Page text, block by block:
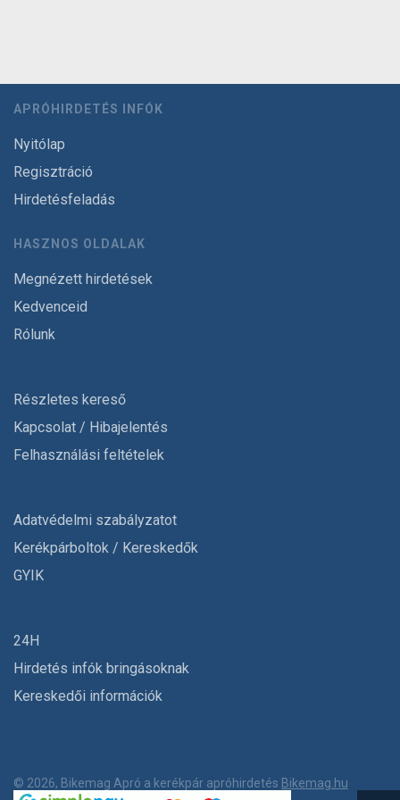
APRÓHIRDETÉS INFÓK
Nyitólap
Regisztráció
Hirdetésfeladás
HASZNOS OLDALAK
Megnézett hirdetések
Kedvenceid
Rólunk
Részletes kereső
Kapcsolat / Hibajelentés
Felhasználási feltételek
Adatvédelmi szabályzatot
Kerékpárboltok / Kereskedők
GYIK
24H
Hirdetés infók bringásoknak
Kereskedői információk
© 2026, Bikemag Apró a kerékpár apróhirdetés Bikemag.hu